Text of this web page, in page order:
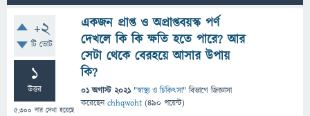
+2
টি ভোট
1
উত্তর
5,300 বার দেখা হয়েছে
একজন প্রাপ্ত ও অপ্রাপ্তবয়স্ক পর্ণ
দেখলে কি কি ক্ষতি হতে পারে? আর
সেটা থেকে বেরহয়ে আসার উপায়
কি?
01 অগাস্ট 2021 "স্বাস্থ্য ও চিকিৎসা" বিভাগে জিজ্ঞাসা
করেছেনchhqwoht (490 পয়েন্ট)